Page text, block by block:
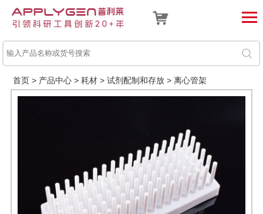
首页> 产品中心> 耗材> 试剂配制和存放> 离心管架